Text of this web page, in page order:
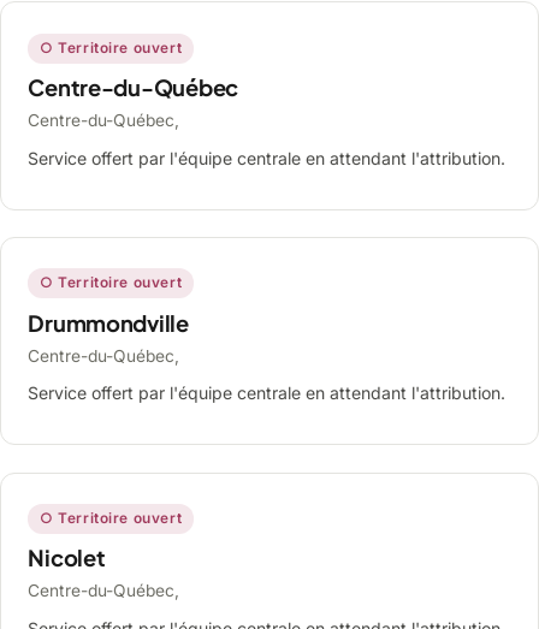
○ Territoire ouvert
Centre-du-Québec
Centre-du-Québec,
Service offert par l'équipe centrale en attendant l'attribution.
○ Territoire ouvert
Drummondville
Centre-du-Québec,
Service offert par l'équipe centrale en attendant l'attribution.
○ Territoire ouvert
Nicolet
Centre-du-Québec,